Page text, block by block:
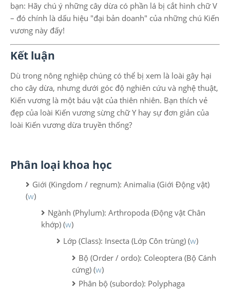
bạn: Hãy chú ý những cây dừa có phần lá bị cắt hình chữ V
– đó chính là dấu hiệu "đại bản doanh" của những chú Kiến
vương này đấy!
Kết luận
Dù trong nông nghiệp chúng có thể bị xem là loài gây hại
cho cây dừa, nhưng dưới góc độ nghiên cứu và nghệ thuật,
Kiến vương là một báu vật của thiên nhiên. Bạn thích vẻ
đẹp của loài Kiến vương sừng chữ Y hay sự đơn giản của
loài Kiến vương dừa truyền thống?
Phân loại khoa học
Giới (Kingdom / regnum): Animalia (Giới Động vật)
(w)
Ngành (Phylum): Arthropoda (Động vật Chân
khớp) (w)
Lớp (Class): Insecta (Lớp Côn trùng) (w)
Bộ (Order / ordo): Coleoptera (Bộ Cánh
cứng) (w)
Phân bộ (subordo): Polyphaga